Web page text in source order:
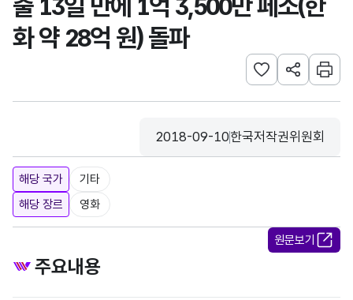
출 13일 만에 1억 3,500만 페소(한
화 약 28억 원) 돌파
관심사 등록하기
URL 공유하
인쇄
등록일
2018-09-10
수집기관
한국저작권위원회
해당 국가
기타
해당 장르
영화
원문보기
주요내용